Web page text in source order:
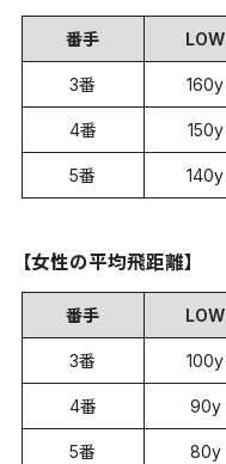
番手 LOW
3番 160y
4番 150y
5番 140y
【女性の平均飛距離】
番手 LOW
3番 100y
4番 90y
5番 80y